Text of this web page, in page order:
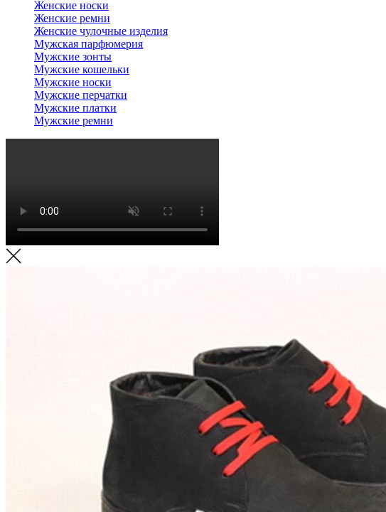
Женские носки
Женские ремни
Женские чулочные изделия
Мужская парфюмерия
Мужские зонты
Мужские кошельки
Мужские носки
Мужские перчатки
Мужские платки
Мужские ремни